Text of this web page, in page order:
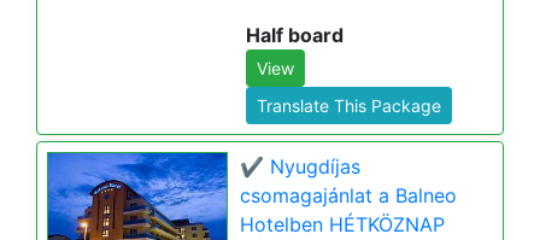
Half board
View
Translate This Package
✔️ Nyugdíjas
csomagajánlat a Balneo
Hotelben HÉTKÖZNAP